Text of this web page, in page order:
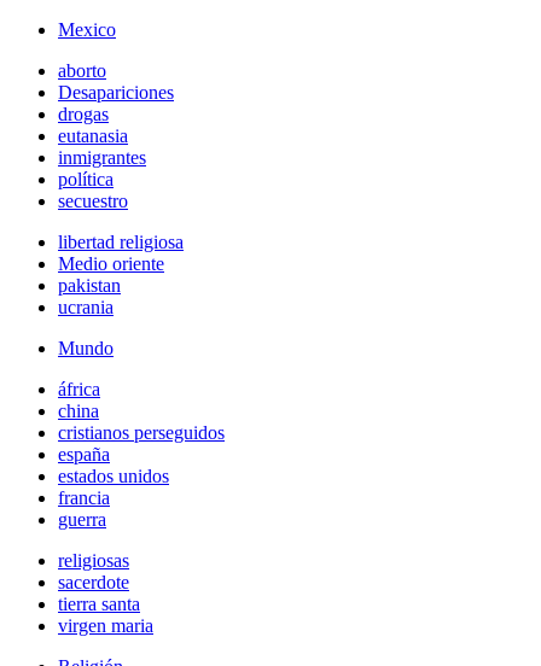
Mexico
aborto
Desapariciones
drogas
eutanasia
inmigrantes
política
secuestro
libertad religiosa
Medio oriente
pakistan
ucrania
Mundo
áfrica
china
cristianos perseguidos
españa
estados unidos
francia
guerra
religiosas
sacerdote
tierra santa
virgen maria